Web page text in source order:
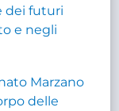
dei futuri
e negli
Marzano
delle